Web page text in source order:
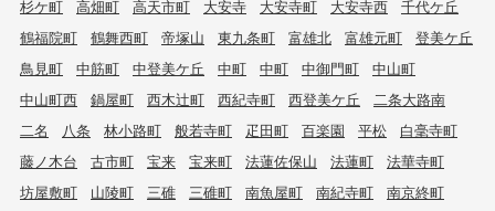
杉ケ町
高畑町 高天市町 大安寺 大安寺町 大安寺西
千代ケ丘
鶴福院町
鶴舞西町 帝塚山 東九条町 富雄北 富雄元町
登美ケ丘
鳥見町
中筋町 中登美ケ丘 中町 中町 中御門町
中山町
中山町西
鍋屋町 西木辻町 西紀寺町 西登美ケ丘
二条大路南
二名
八条 林小路町 般若寺町 疋田町 百楽園 平松
白毫寺町
藤ノ木台
古市町 宝来 宝来町 法蓮佐保山 法蓮町
法華寺町
坊屋敷町
山陵町 三碓 三碓町 南魚屋町 南紀寺町
南京終町